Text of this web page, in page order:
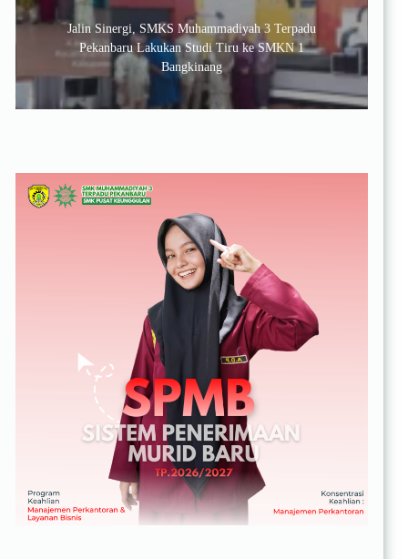
Jalin Sinergi, SMKS Muhammadiyah 3 Terpadu
Pekanbaru Lakukan Studi Tiru ke SMKN 1
Bangkinang